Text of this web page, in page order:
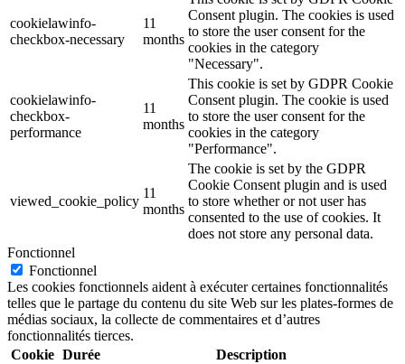
cookielawinfo-
checkbox-necessary
11
months
Consent plugin. The cookies is used
to store the user consent for the
cookies in the category
"Necessary".
cookielawinfo-
checkbox-
performance
11
months
This cookie is set by GDPR Cookie
Consent plugin. The cookie is used
to store the user consent for the
cookies in the category
"Performance".
viewed_cookie_policy
11
months
The cookie is set by the GDPR
Cookie Consent plugin and is used
to store whether or not user has
consented to the use of cookies. It
does not store any personal data.
Fonctionnel
Fonctionnel
Les cookies fonctionnels aident à exécuter certaines fonctionnalités
telles que le partage du contenu du site Web sur les plates-formes de
médias sociaux, la collecte de commentaires et d’autres
fonctionnalités tierces.
Cookie Durée Description